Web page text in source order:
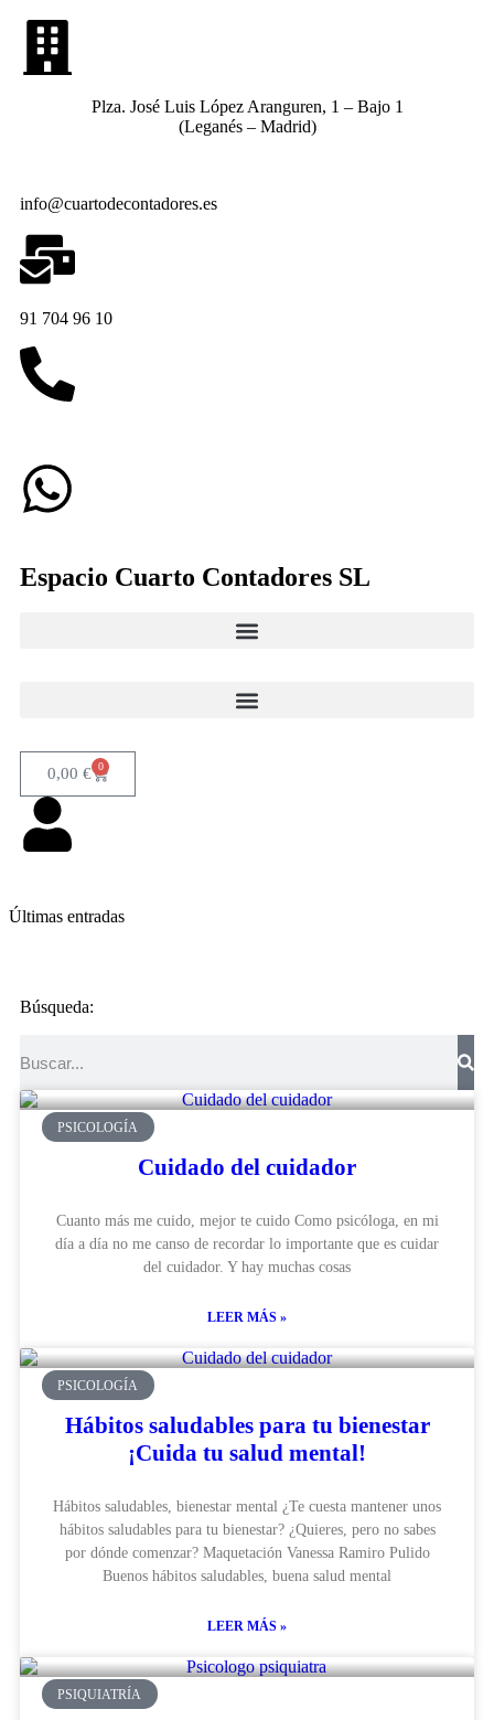
Plza. José Luis López Aranguren, 1 – Bajo 1
(Leganés – Madrid)
info@cuartodecontadores.es
91 704 96 10
Espacio Cuarto Contadores SL
0,00 € 0
Últimas entradas
Búsqueda:
PSICOLOGÍA
Cuidado del cuidador
Cuanto más me cuido, mejor te cuido Como psicóloga, en mi
día a día no me canso de recordar lo importante que es cuidar
del cuidador. Y hay muchas cosas
LEER MÁS »
PSICOLOGÍA
Hábitos saludables para tu bienestar
¡Cuida tu salud mental!
Hábitos saludables, bienestar mental ¿Te cuesta mantener unos
hábitos saludables para tu bienestar? ¿Quieres, pero no sabes
por dónde comenzar? Maquetación Vanessa Ramiro Pulido
Buenos hábitos saludables, buena salud mental
LEER MÁS »
PSIQUIATRÍA